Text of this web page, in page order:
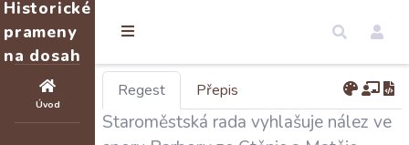
Historické
prameny
na dosah
Úvod
Regest Přepis
Staroměstská rada vyhlašuje nález ve